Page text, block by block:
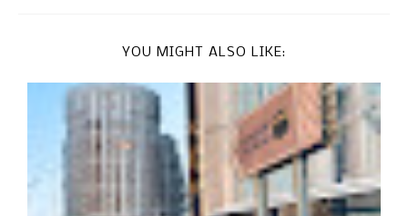
YOU MIGHT ALSO LIKE: